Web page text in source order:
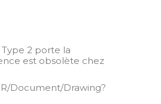
2 porte la
est obsolète chez
Document/Drawing?